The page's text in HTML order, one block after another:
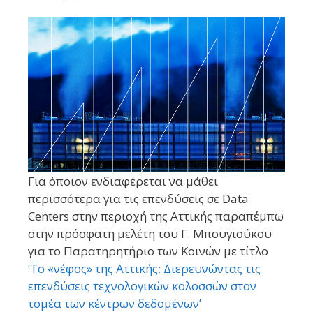
Για όποιον ενδιαφέρεται να μάθει
περισσότερα για τις επενδύσεις σε Data
Centers στην περιοχή της Αττικής παραπέμπω
στην πρόσφατη μελέτη του Γ. Μπουγιούκου
για το Παρατηρητήριο των Κοινών με τίτλο
‘Το «νέφος» της Αττικής: Διερευνώντας τις
επενδύσεις τεχνολογικών κολοσσών στον
τομέα των κέντρων δεδομένων’